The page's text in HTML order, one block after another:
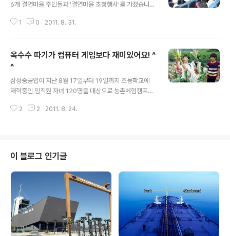
6개 결연마을 주민들과 '결연마을 초청행사'를 가졌습니
어 오고 있는 지역주민 240분을 거제조선소에 초청한 것
서 구슬땀을 흘리며 일하는 직원들에게서 큰 인상을 받았
다고 합니다. 삼성중공업이 지역 마을과 결연활동을 시작
한 것은 1995년입니다. 그 해 사회봉사단을 설립하고 동
부면 구천마을과 처음으로 일사일촌(一社一村)을 맺었으
일사다촌(一社多村)으로 확대됐습니다. 삼성중공업은 결
1 0 2011. 8. 31.
옥수수 따기가 컴퓨터 게임보다 재미있어요! ^
^
삼성중공업이 지난 8월 17일부터 19일까지 초등학교에
재학중인 임직원 자녀 120명을 대상으로 농촌체험캠프를
전문기관인 마산YMCA와 공동으로 경남 의령군 청미래마
도농간 상호 이해, 지역경쟁력 강화에도 기여할 것으로 기
대하고 있구요. 캠프에 참가한 아이들은 이른 아침 조선소
에서 출발해 10시경 경남 의령에 도착했는데요. 마을 구경
은 물론이고, 옥수수 따기, 태양열로 음식 만들기, 하천 생
태체험 등 다양한 행사를 경험했습니다. 저녁에는 별자리
찾기와 캠프 파이어도 있었구요.^^ 이..
2 2 2011. 8. 24.
이 블로그 인기글